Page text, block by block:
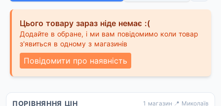
Цього товару зараз ніде немає :(
Додайте в обране, і ми вам повідомимо коли товар
з'явиться в одному з магазинів
Повідомити про наявність
ПОРІВНЯННЯ ЦІН 1 магазин· 📍 Миколаїв